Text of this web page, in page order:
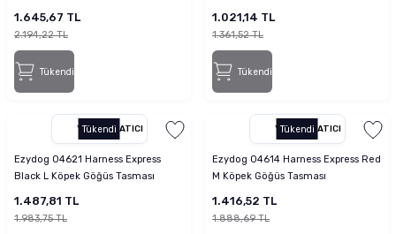
1.645,67 TL
2.194,22 TL
Tükendi
1.021,14 TL
1.361,52 TL
Tükendi
Tükendi
YETKILI SATICI
Ezydog 04621 Harness Express
Black L Köpek Göğüs Tasması
1.487,81 TL
1.983,75 TL
Tükendi
YETKILI SATICI
Ezydog 04614 Harness Express Red
M Köpek Göğüs Tasması
1.416,52 TL
1.888,69 TL